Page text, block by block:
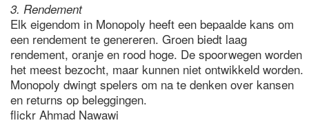
3. Rendement
Elk eigendom in Monopoly heeft een bepaalde kans om
een rendement te genereren. Groen biedt laag
rendement, oranje en rood hoge. De spoorwegen worden
het meest bezocht, maar kunnen niet ontwikkeld worden.
Monopoly dwingt spelers om na te denken over kansen
en returns op beleggingen.
flickr Ahmad Nawawi